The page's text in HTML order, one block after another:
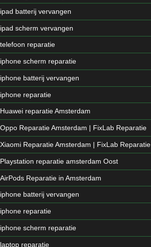
ipad batterij vervangen
ipad scherm vervangen
telefoon reparatie
iphone scherm reparatie
iphone batterij vervangen
iphone reparatie
Huawei reparatie Amsterdam
Oppo Reparatie Amsterdam | FixLab Reparatie
Xiaomi Reparatie Amsterdam | FixLab Reparatie
Playstation reparatie amsterdam Oost
AirPods Reparatie in Amsterdam
iphone batterij vervangen
iphone reparatie
iphone scherm reparatie
laptop reparatie